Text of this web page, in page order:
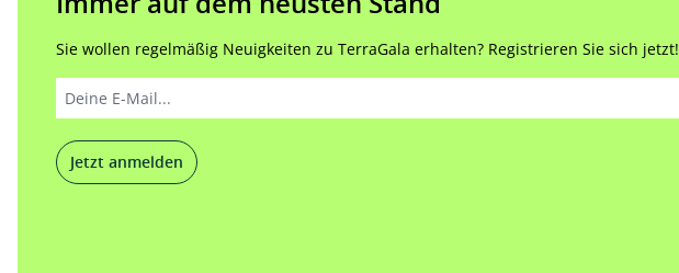
Sie wollen regelmäßig Neuigkeiten zu TerraGala erhalten? Registrieren Sie sich jetzt!
Jetzt anmelden